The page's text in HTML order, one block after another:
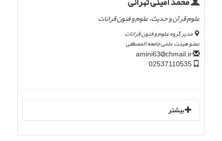
علوم قرآن و حدیث، علوم و فنون قرائات
مدیر گروه علوم و فنون قرائات
عضو هیئت علمی جامعه المصطفی
chmail.ir
بیشتر